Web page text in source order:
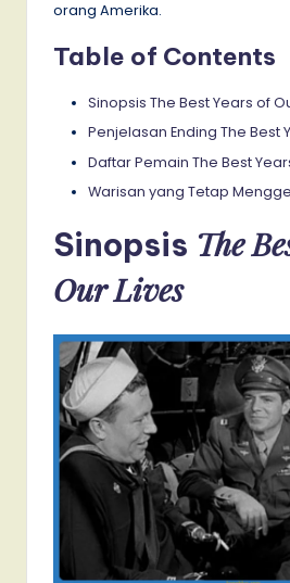
orang Amerika.
Table of Contents
Sinopsis The Best Years of
Penjelasan Ending The Best
Daftar Pemain The Best
Warisan yang Tetap
Sinopsis The
Our Lives